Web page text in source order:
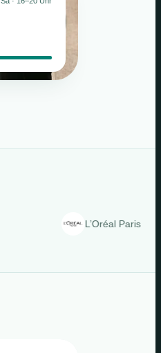
L’Oréal Paris